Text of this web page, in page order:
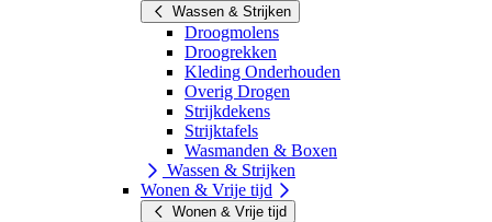
Wassen & Strijken
Droogmolens
Droogrekken
Kleding Onderhouden
Overig Drogen
Strijkdekens
Strijktafels
Wasmanden & Boxen
Wassen & Strijken
Wonen & Vrije tijd
Wonen & Vrije tijd